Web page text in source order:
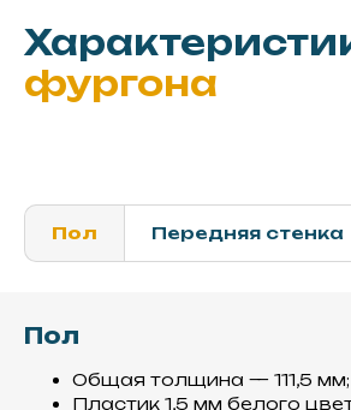
фургона
Пол Передняя стенка
Пол
Общая толщина — 111,5 мм;
Пластик 1,5 мм белого